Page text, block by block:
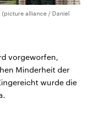
(picture alliance / Daniel
vorgeworfen,
Minderheit der
wurde die